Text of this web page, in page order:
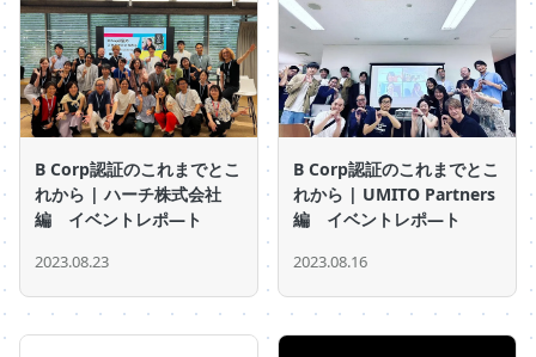
B Corp認証のこれまでとこ
れから | ハーチ株式会社
編 イベントレポ―ト
2023.08.23
B Corp認証のこれまでとこ
れから | UMITO Partners
編 イベントレポ―ト
2023.08.16